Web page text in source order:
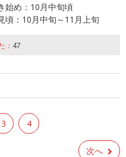
始め： 10月中旬頃
頃： 10月中旬～11月上旬
： 47
3 4
次へ